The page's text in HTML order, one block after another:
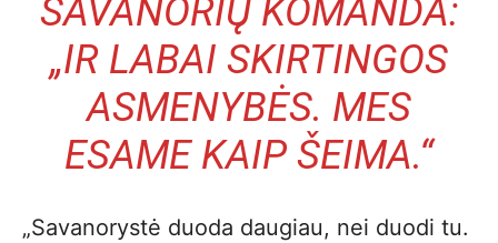
SAVANORIŲ KOMANDA:
„IR LABAI SKIRTINGOS
ASMENYBĖS. MES
ESAME KAIP ŠEIMA.“
„Savanorystė duoda daugiau, nei duodi tu.